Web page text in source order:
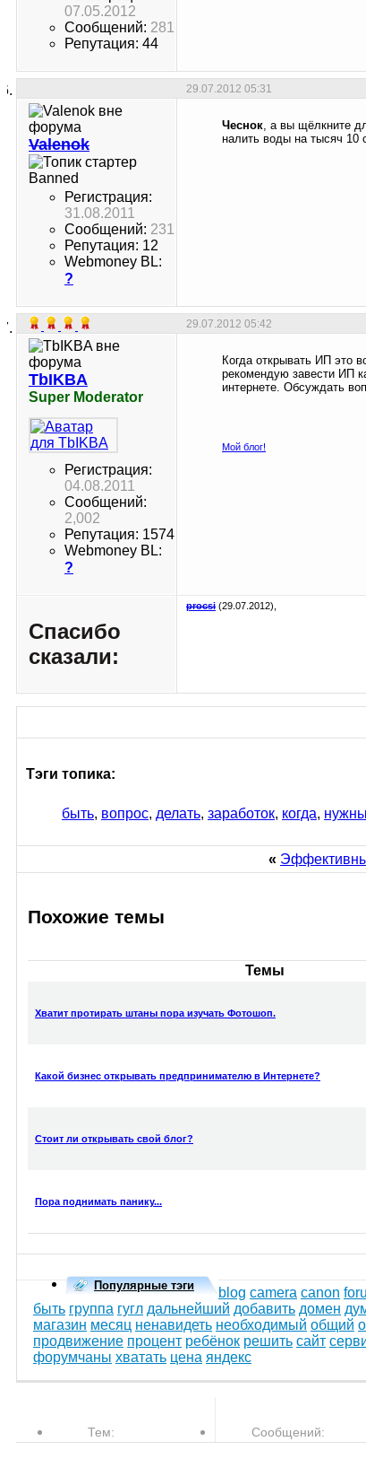
07.05.2012
Сообщений: 281
Репутация: 44
29.07.2012 05:31
Valenok
Banned
Регистрация:
31.08.2011
Сообщений: 231
Репутация: 12
Webmoney BL:
?
Чеснок , а вы щёлкните
налить воды на тысяч 10
29.07.2012 05:42
TbIKBA
Super Moderator
Регистрация:
04.08.2011
Сообщений:
2,002
Репутация: 1574
Webmoney BL:
?
Когда открывать ИП это
рекомендую завести ИП
интернете. Обсуждать
Мой блог!
Спасибо
сказали:
procsi (29.07.2012),
Тэги топика:
быть, вопрос, делать, заработок, когда,
«
Похожие темы
Темы
Хватит протирать штаны пора изучать Фотошоп.
Какой бизнес открывать предпринимателю в Интернете?
Стоит ли открывать свой блог?
Пора поднимать панику...
Популярные тэги blog camera canon
быть группа гугл дальнейший добавить домен
магазин месяц ненавидеть необходимый общий
продвижение процент ребёнок решить сайт
форумчаны хватать цена яндекс
Тем: Сообщений: